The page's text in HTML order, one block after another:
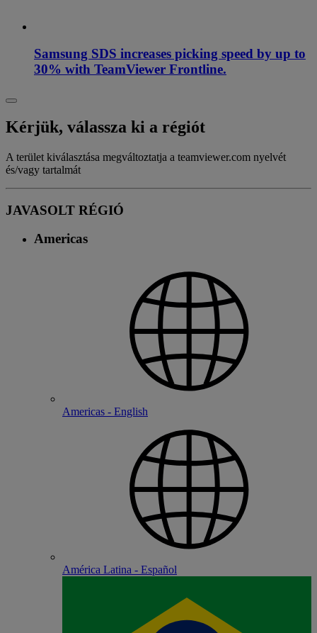
Samsung SDS increases picking speed by up to
30% with TeamViewer Frontline.
Kérjük, válassza ki a régiót
A terület kiválasztása megváltoztatja a teamviewer.com nyelvét
és/vagy tartalmát
JAVASOLT RÉGIÓ
Americas
Americas - English
América Latina - Español